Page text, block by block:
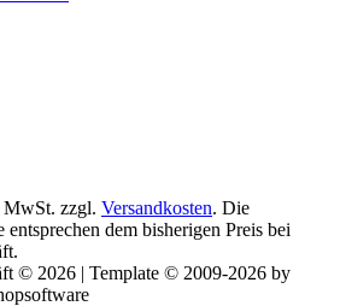
MwSt. zzgl. Versandkosten. Die
entsprechen dem bisherigen Preis bei
© 2026 | Template © 2009-2026 by